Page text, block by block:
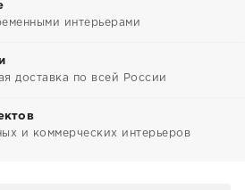
интерьерами
доставка по всей России
и коммерческих интерьеров